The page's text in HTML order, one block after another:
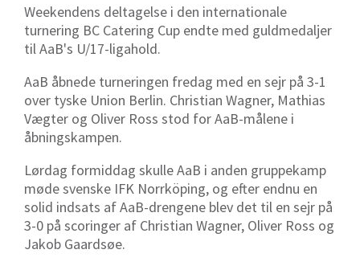
Weekendens deltagelse i den internationale
turnering BC Catering Cup endte med guldmedaljer
til AaB's U/17-ligahold.
AaB åbnede turneringen fredag med en sejr på 3-1
over tyske Union Berlin. Christian Wagner, Mathias
Vægter og Oliver Ross stod for AaB-målene i
åbningskampen.
Lørdag formiddag skulle AaB i anden gruppekamp
møde svenske IFK Norrköping, og efter endnu en
solid indsats af AaB-drengene blev det til en sejr på
3-0 på scoringer af Christian Wagner, Oliver Ross og
Jakob Gaardsøe.